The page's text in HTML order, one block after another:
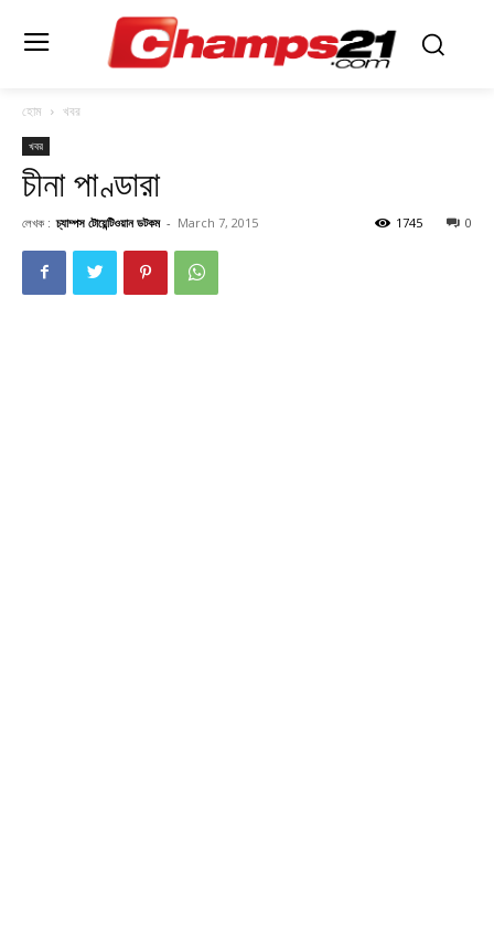
হোম খবর
খবর
চীনা পাণ্ডারা
লেখক : চ্যাম্পস টোয়েন্টিওয়ান ডটকম - March 7, 2015 0
1745